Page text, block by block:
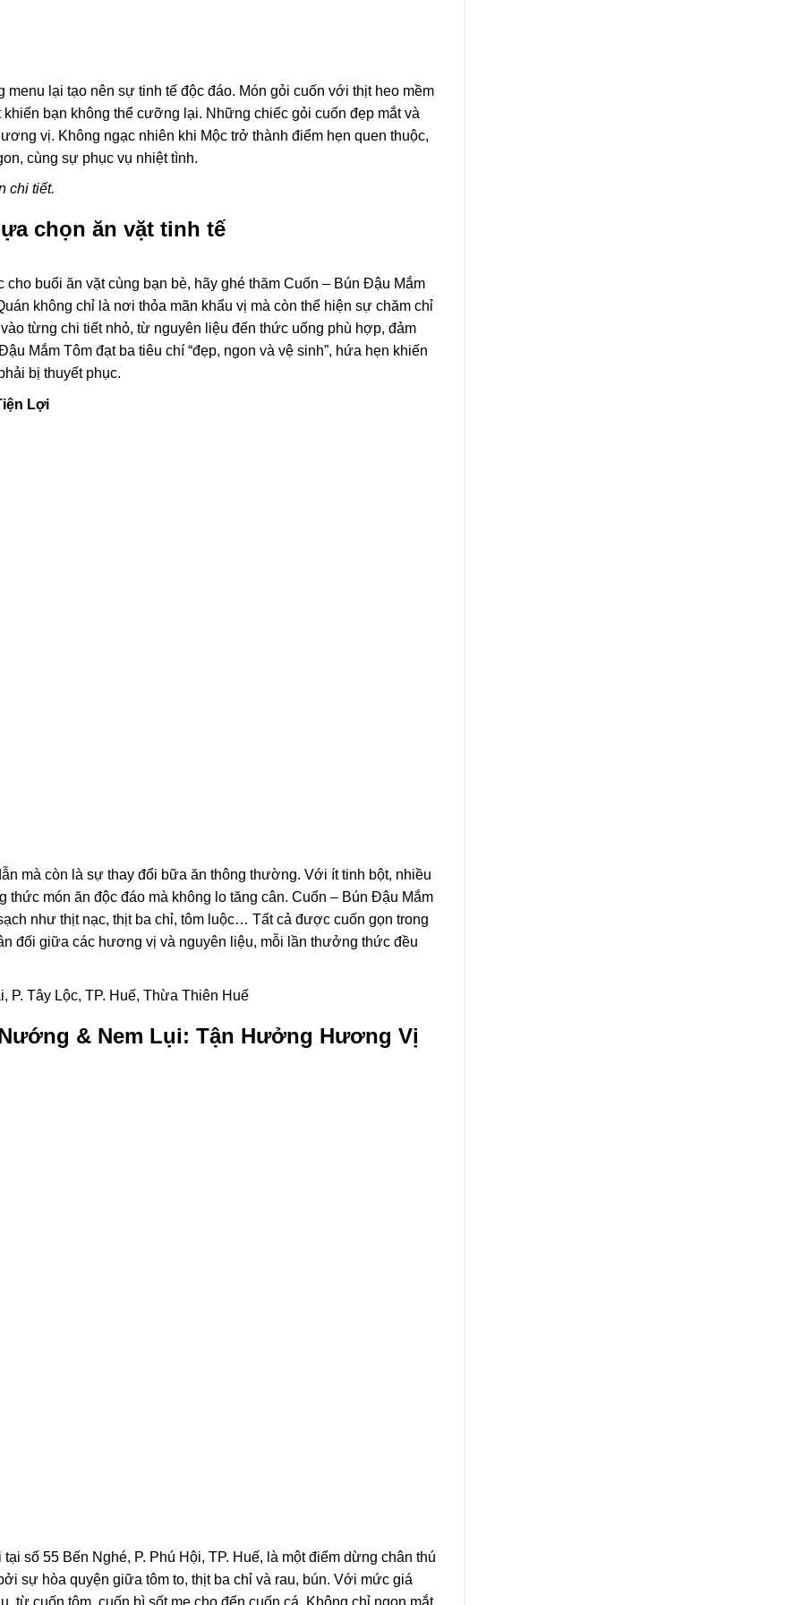
lại tạo nên sự tinh tế độc đáo. Món gỏi cuốn với thịt heo mềm
bạn không thể cưỡng lại. Những chiếc gỏi cuốn đẹp mắt và
vị. Không ngạc nhiên khi Mộc trở thành điểm hẹn quen thuộc,
cùng sự phục vụ nhiệt tình.
chi tiết.
chọn ăn vặt tinh tế
buổi ăn vặt cùng bạn bè, hãy ghé thăm Cuốn – Bún Đậu Mắm
không chỉ là nơi thỏa mãn khẩu vị mà còn thể hiện sự chăm chỉ
từng chi tiết nhỏ, từ nguyên liệu đến thức uống phù hợp, đảm
Mắm Tôm đạt ba tiêu chí “đẹp, ngon và vệ sinh”, hứa hẹn khiến
bị thuyết phục.
Lợi
mà còn là sự thay đổi bữa ăn thông thường. Với ít tinh bột, nhiều
món ăn độc đáo mà không lo tăng cân. Cuốn – Bún Đậu Mắm
như thịt nạc, thịt ba chỉ, tôm luộc… Tất cả được cuốn gọn trong
đối giữa các hương vị và nguyên liệu, mỗi lần thưởng thức đều
P. Tây Lộc, TP. Huế, Thừa Thiên Huế
& Nem Lụi: Tận Hưởng Hương Vị
số 55 Bến Nghé, P. Phú Hội, TP. Huế, là một điểm dừng chân thú
sự hòa quyện giữa tôm to, thịt ba chỉ và rau, bún. Với mức giá
từ cuốn tôm, cuốn bì sốt me cho đến cuốn cá. Không chỉ ngon mắt